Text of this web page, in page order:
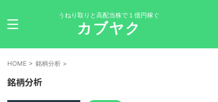
うねり取りと高配当株で１億円稼ぐ
カブヤク
HOME > 銘柄分析 >
銘柄分析